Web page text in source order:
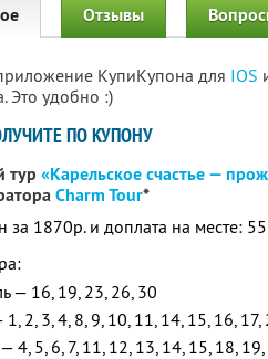
Отзывы
КупиКупона для IOS
Это удобно :)
ПО КУПОНУ
тур «Карельское счастье —
Charm Tour*
за 1870р. и доплата на месте:
— 16, 19, 23, 26, 30
2, 3, 4, 8, 9, 10, 11, 14, 15, 16,
4, 5, 6, 7, 11, 12, 13, 14, 15, 18,